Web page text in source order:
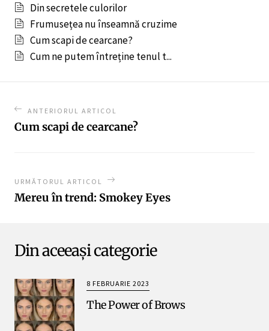
Din secretele culorilor
Frumusețea nu înseamnă cruzime
Cum scapi de cearcane?
Cum ne putem întreține tenul t...
ANTERIORUL ARTICOL
Cum scapi de cearcane?
URMĂTORUL ARTICOL
Mereu în trend: Smokey Eyes
Din aceeași categorie
8 FEBRUARIE 2023
The Power of Brows